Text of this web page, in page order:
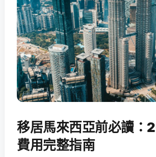
移居馬來西亞前必讀：
費用完整指南